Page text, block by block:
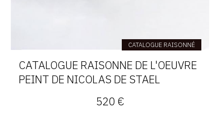
CATALOGUE RAISONNÉ
CATALOGUE RAISONNE DE L'OEUVRE
PEINT DE NICOLAS DE STAEL
520 €